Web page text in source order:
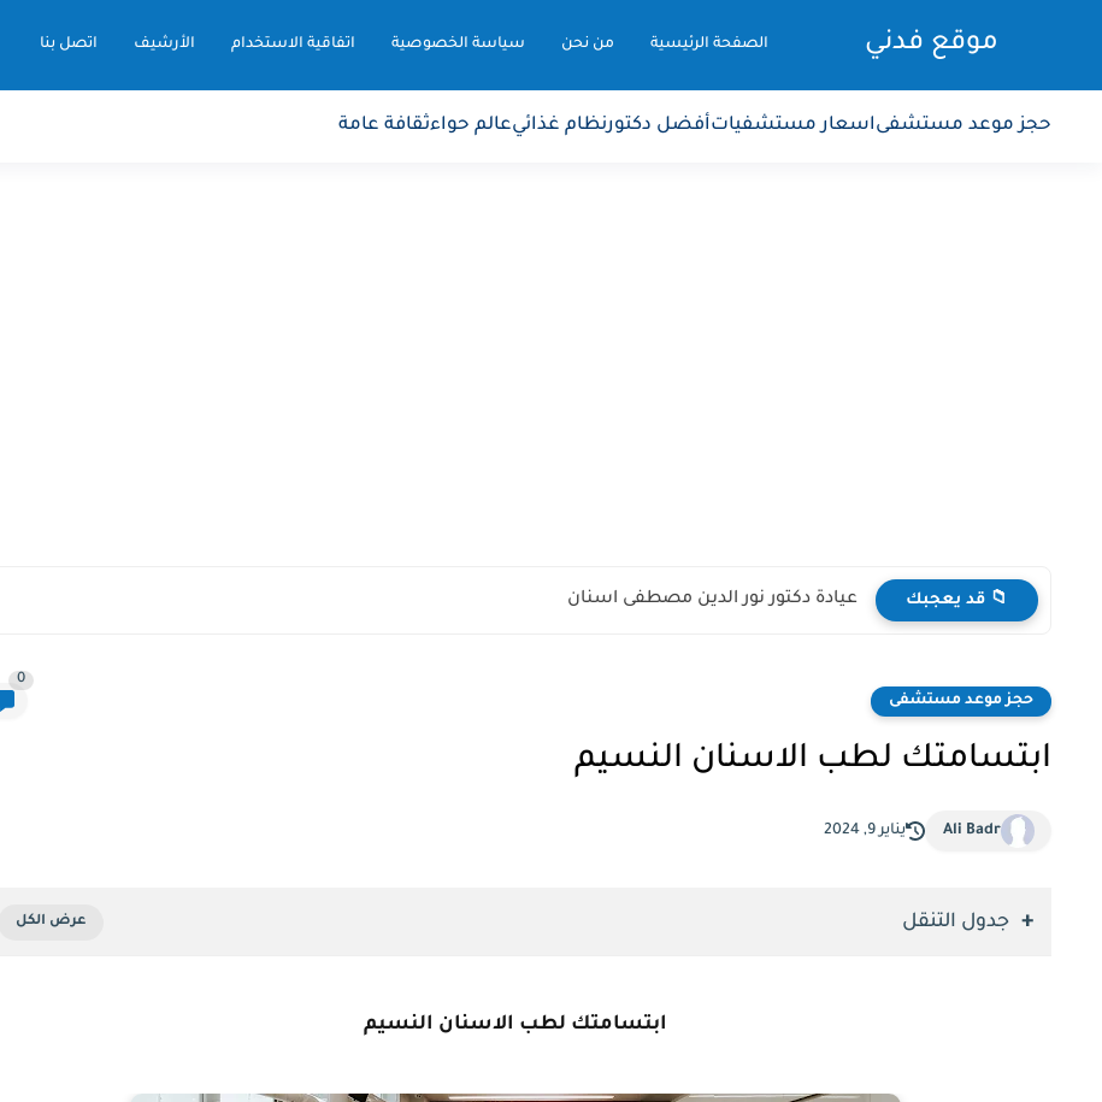
موقع فدني الصفحة الرئيسية من نحن سياسة الخصوصية اتفاقية الاستخدام الأرشيف اتصل بنا
حجز موعد مستشفىاسعار مستشفياتأفضل دكتورنظام غذائيعالم حواءثقافة عامة
📁 قد يعجبك عيادة دكتور نور الدين مصطفى اسنان
حجز موعد مستشفى
0
ابتسامتك لطب الاسنان النسيم
Ali Badr يناير 9, 2024
جدول التنقل
ابتسامتك لطب الاسنان النسيم